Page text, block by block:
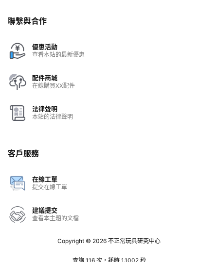
聯繫與合作
優惠活動
查看本站的最新優惠
配件商城
在線購買XX配件
法律聲明
本站的法律聲明
客戶服務
在線工單
提交在線工單
建議提交
查看本主題的文檔
Copyright © 2026 不正常玩具研究中心
查詢 116 次，耗時 1.1002 秒